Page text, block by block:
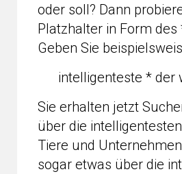
oder soll? Dann
Platzhalter in Form des
Geben Sie
intelligenteste * der
Sie erhalten jetzt
über die
Tiere und
sogar etwas über die